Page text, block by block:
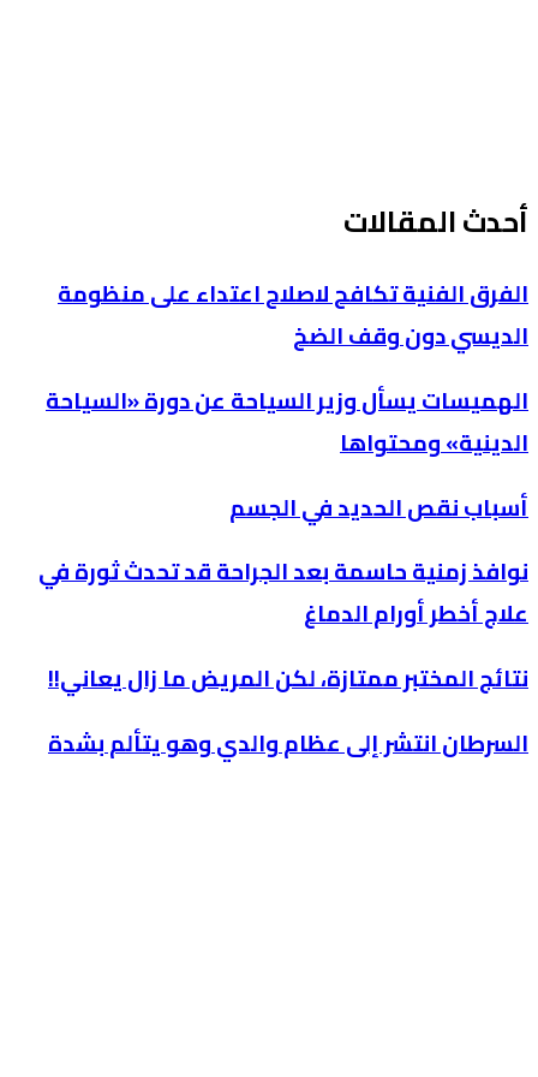
أحدث المقالات
الفرق الفنية تكافح لاصلاح اعتداء على منظومة
الديسي دون وقف الضخ
الهميسات يسأل وزير السياحة عن دورة «السياحة
الدينية» ومحتواها
أسباب نقص الحديد في الجسم
نوافذ زمنية حاسمة بعد الجراحة قد تحدث ثورة في
علاج أخطر أورام الدماغ
نتائج المختبر ممتازة، لكن المريض ما زال يعاني!!
السرطان انتشر إلى عظام والدي وهو يتألم بشدة